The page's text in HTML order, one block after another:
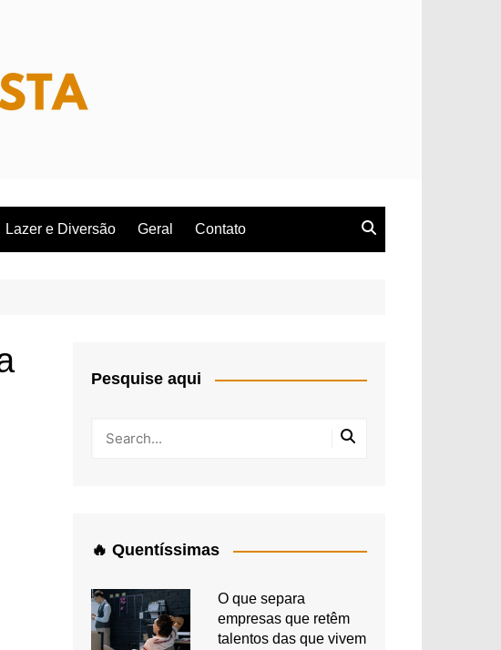
Lazer e Diversão Geral Contato
Pesquise aqui
🔥 Quentíssimas
O que separa
empresas que retêm
talentos das que vivem